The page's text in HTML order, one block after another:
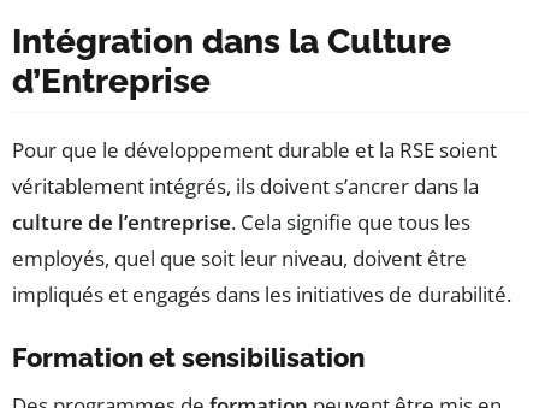
Intégration dans la Culture
d’Entreprise
Pour que le développement durable et la RSE soient
véritablement intégrés, ils doivent s’ancrer dans la
culture de l’entreprise. Cela signifie que tous les
employés, quel que soit leur niveau, doivent être
impliqués et engagés dans les initiatives de durabilité.
Formation et sensibilisation